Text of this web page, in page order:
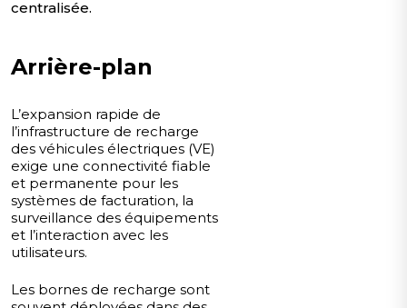
centralisée.
Arrière-plan
L’expansion rapide de
l’infrastructure de recharge
des véhicules électriques (VE)
exige une connectivité fiable
et permanente pour les
systèmes de facturation, la
surveillance des équipements
et l’interaction avec les
utilisateurs.
Les bornes de recharge sont